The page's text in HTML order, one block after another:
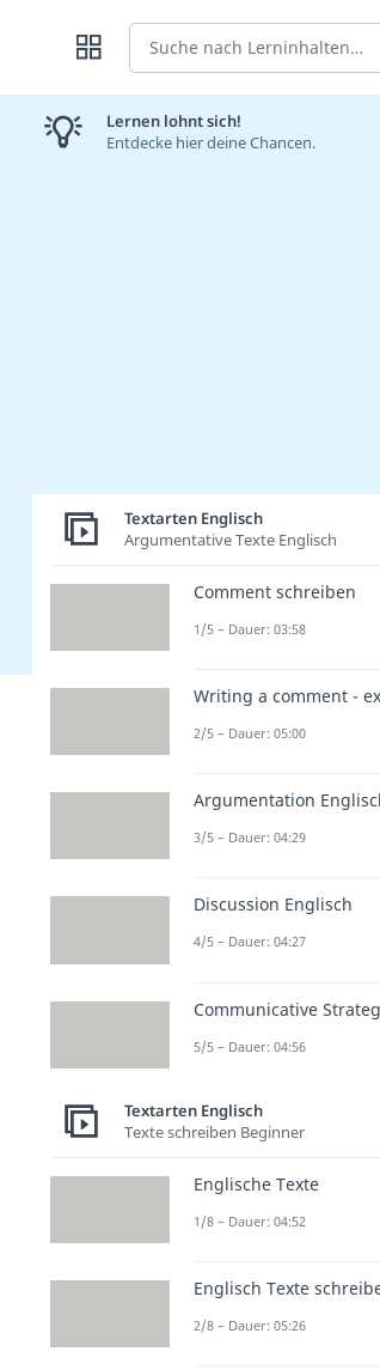
Suche
Lernen lohnt sich!
Entdecke hier deine Chancen.
Textarten Englisch
Argumentative Texte Englisch
Comment schreiben
1/5 – Dauer: 03:58
Writing a comment -
2/5 – Dauer: 05:00
Argumentation
3/5 – Dauer: 04:29
Discussion Englisch
4/5 – Dauer: 04:27
Communicative
5/5 – Dauer: 04:56
Textarten Englisch
Texte schreiben Beginner
Englische Texte
1/8 – Dauer: 04:52
Englisch Texte
2/8 – Dauer: 05:26